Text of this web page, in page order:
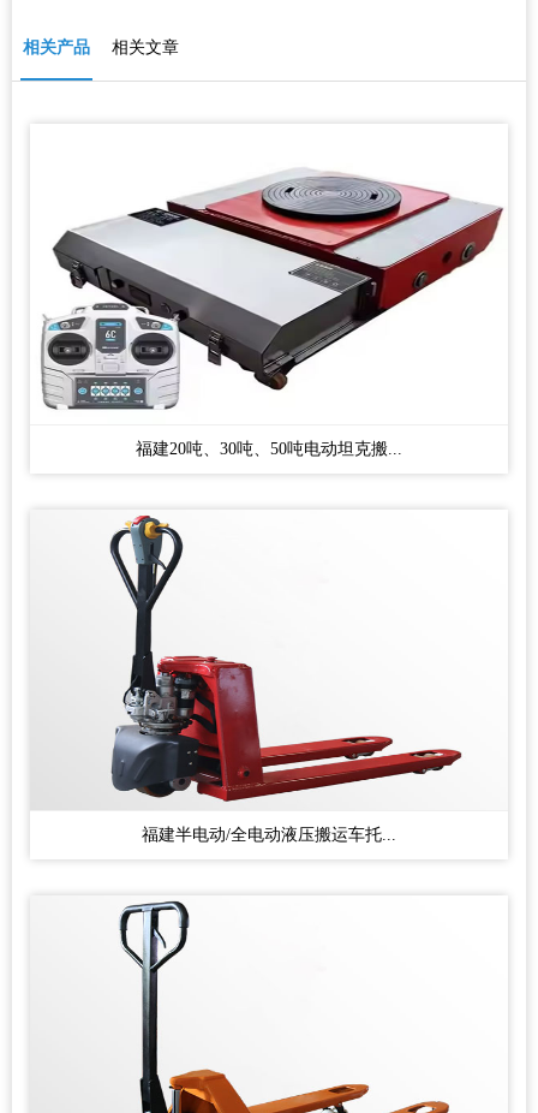
相关产品 相关文章
福建20吨、30吨、50吨电动坦克搬...
福建半电动/全电动液压搬运车托...